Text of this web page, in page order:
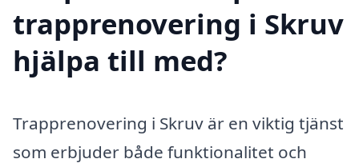
trapprenovering i Skruv
hjälpa till med?
Trapprenovering i Skruv är en viktig tjänst
som erbjuder både funktionalitet och